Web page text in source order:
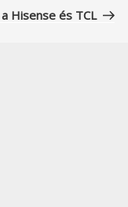
Hisense és TCL